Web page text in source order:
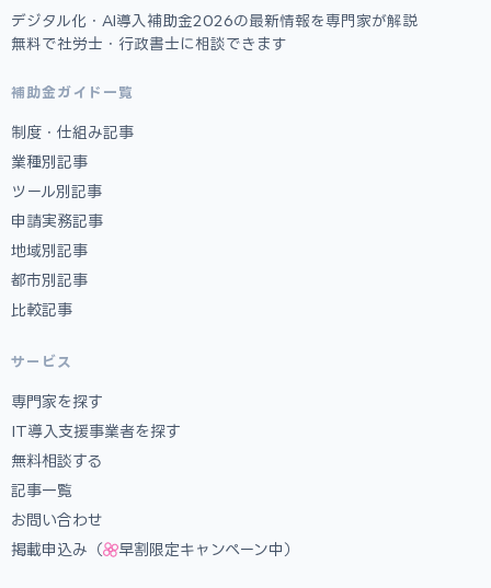
デジタル化・AI導入補助金2026の最新情報を専門家が解説
無料で社労士・行政書士に相談できます
補助金ガイド一覧
制度・仕組み記事
業種別記事
ツール別記事
申請実務記事
地域別記事
都市別記事
比較記事
サービス
専門家を探す
IT導入支援事業者を探す
無料相談する
記事一覧
お問い合わせ
掲載申込み（
早割限定キャンペーン中）